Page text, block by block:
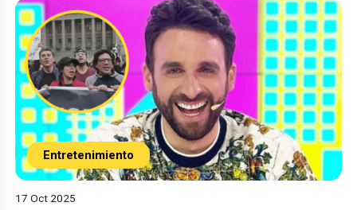
Entretenimiento
17 Oct 2025